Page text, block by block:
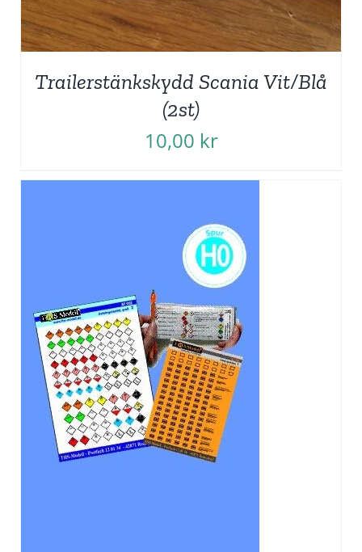
Trailerstänkskydd Scania Vit/Blå
(2st)
10,00 kr